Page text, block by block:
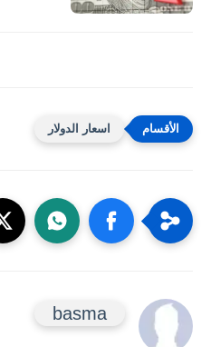
اسعار الدولار
basma